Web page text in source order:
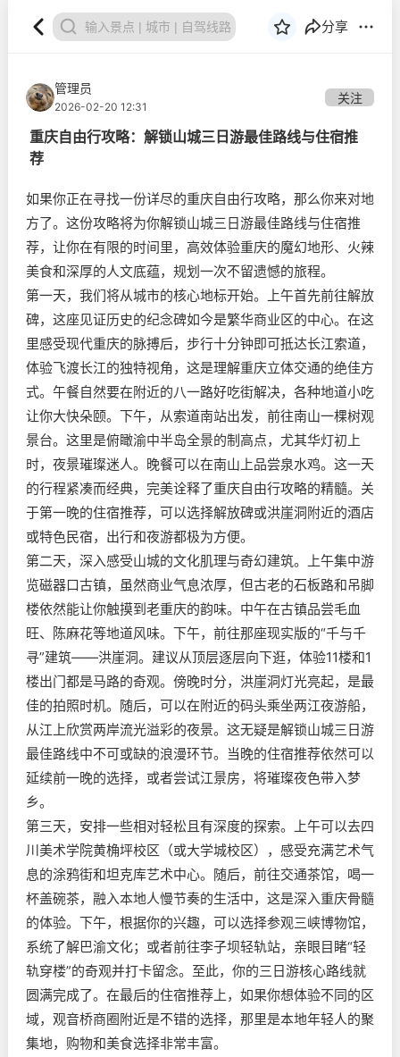
分享
管理员
2026-02-20 12:31
关注
重庆自由行攻略：解锁山城三日游最佳路线与住宿推
荐
如果你正在寻找一份详尽的重庆自由行攻略，那么你来对地
方了。这份攻略将为你解锁山城三日游最佳路线与住宿推
荐，让你在有限的时间里，高效体验重庆的魔幻地形、火辣
美食和深厚的人文底蕴，规划一次不留遗憾的旅程。
第一天，我们将从城市的核心地标开始。上午首先前往解放
碑，这座见证历史的纪念碑如今是繁华商业区的中心。在这
里感受现代重庆的脉搏后，步行十分钟即可抵达长江索道，
体验飞渡长江的独特视角，这是理解重庆立体交通的绝佳方
式。午餐自然要在附近的八一路好吃街解决，各种地道小吃
让你大快朵颐。下午，从索道南站出发，前往南山一棵树观
景台。这里是俯瞰渝中半岛全景的制高点，尤其华灯初上
时，夜景璀璨迷人。晚餐可以在南山上品尝泉水鸡。这一天
的行程紧凑而经典，完美诠释了重庆自由行攻略的精髓。关
于第一晚的住宿推荐，可以选择解放碑或洪崖洞附近的酒店
或特色民宿，出行和夜游都极为方便。
第二天，深入感受山城的文化肌理与奇幻建筑。上午集中游
览磁器口古镇，虽然商业气息浓厚，但古老的石板路和吊脚
楼依然能让你触摸到老重庆的韵味。中午在古镇品尝毛血
旺、陈麻花等地道风味。下午，前往那座现实版的“千与千
寻”建筑——洪崖洞。建议从顶层逐层向下逛，体验11楼和1
楼出门都是马路的奇观。傍晚时分，洪崖洞灯光亮起，是最
佳的拍照时机。随后，可以在附近的码头乘坐两江夜游船，
从江上欣赏两岸流光溢彩的夜景。这无疑是解锁山城三日游
最佳路线中不可或缺的浪漫环节。当晚的住宿推荐依然可以
延续前一晚的选择，或者尝试江景房，将璀璨夜色带入梦
乡。
第三天，安排一些相对轻松且有深度的探索。上午可以去四
川美术学院黄桷坪校区（或大学城校区），感受充满艺术气
息的涂鸦街和坦克库艺术中心。随后，前往交通茶馆，喝一
杯盖碗茶，融入本地人慢节奏的生活中，这是深入重庆骨髓
的体验。下午，根据你的兴趣，可以选择参观三峡博物馆，
系统了解巴渝文化；或者前往李子坝轻轨站，亲眼目睹“轻
轨穿楼”的奇观并打卡留念。至此，你的三日游核心路线就
圆满完成了。在最后的住宿推荐上，如果你想体验不同的区
域，观音桥商圈附近是不错的选择，那里是本地年轻人的聚
集地，购物和美食选择非常丰富。